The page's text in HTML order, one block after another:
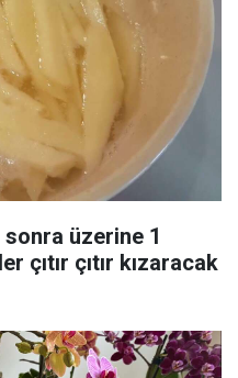
üzerine 1
çıtır çıtır kızaracak